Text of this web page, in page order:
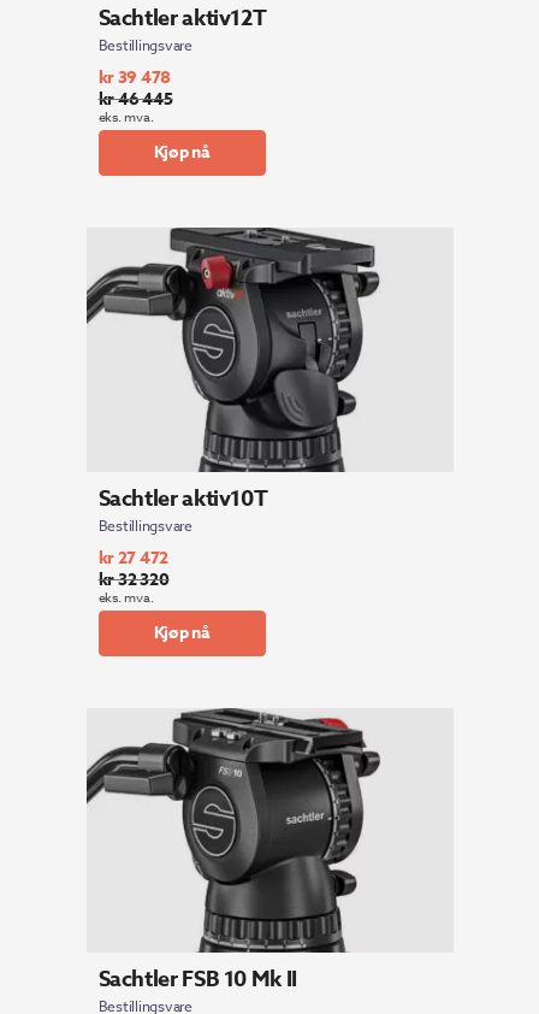
Sachtler aktiv12T
Bestillingsvare
kr46 445
Opprinnelig
pris
kr39 478
Nåværende
pris
eks. mva.
Kjøp nå
Sachtler aktiv10T
Bestillingsvare
kr32 320
Opprinnelig
pris
kr27 472
Nåværende
pris
eks. mva.
Kjøp nå
Sachtler FSB 10 Mk II
Bestillingsvare